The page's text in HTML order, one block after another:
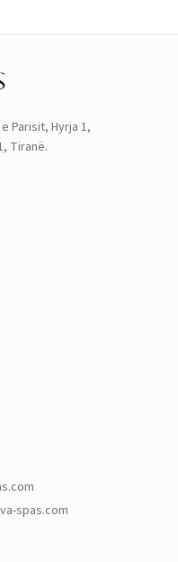
Parisit, Hyrja 1,
Tiranë.
spas.com